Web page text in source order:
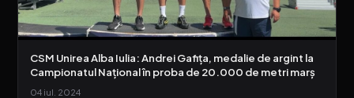
CSM Unirea Alba Iulia: Andrei Gafița, medalie de argint la
Campionatul Național în proba de 20.000 de metri marș
04 iul. 2024